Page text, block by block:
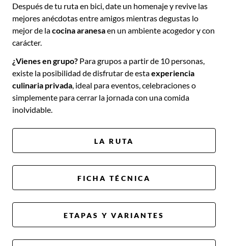
Después de tu ruta en bici, date un homenaje y revive las
mejores anécdotas entre amigos mientras degustas lo
mejor de lacocina aranesaen un ambiente acogedor y con
carácter.
¿Vienes en grupo? Para grupos a partir de 10 personas,
existe la posibilidad de disfrutar de estaexperiencia
culinaria privada , ideal para eventos, celebraciones o
simplemente para cerrar la jornada con una comida
inolvidable.
LA RUTA
FICHA TÉCNICA
ETAPAS Y VARIANTES